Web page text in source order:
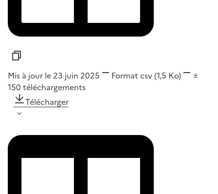
Mis à jour le 23 juin 2025 Format csv(1,5 Ko)
150 téléchargements
Télécharger